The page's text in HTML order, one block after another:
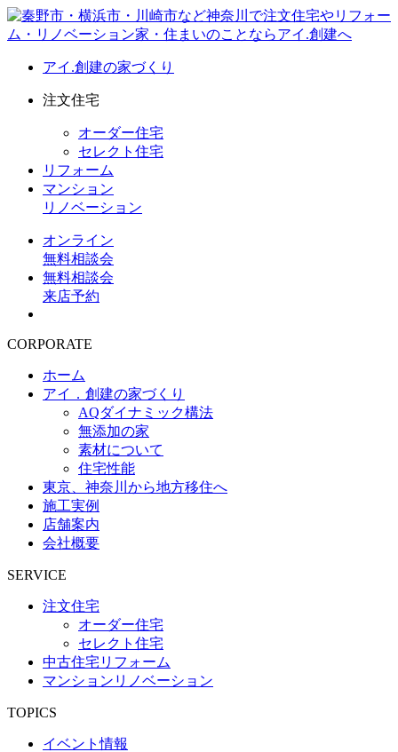
アイ.創建の家づくり
注文住宅
オーダー住宅
セレクト住宅
リフォーム
マンション
リノベーション
オンライン
無料相談会
無料相談会
来店予約
CORPORATE
ホーム
アイ．創建の家づくり
AQダイナミック構法
無添加の家
素材について
住宅性能
東京、神奈川から地方移住へ
施工実例
店舗案内
会社概要
SERVICE
注文住宅
オーダー住宅
セレクト住宅
中古住宅リフォーム
マンションリノベーション
TOPICS
イベント情報